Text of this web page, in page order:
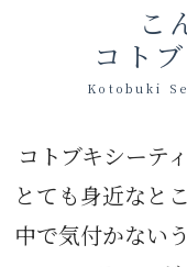
こ
コト
Kotobuki
コトブキシーテ
とても身近なと
中で気付かない